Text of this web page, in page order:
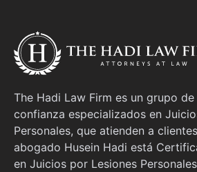
The Hadi Law Firm es un grupo
confianza especializados en
Personales, que atienden a
abogado Husein Hadi está
en Juicios por Lesiones